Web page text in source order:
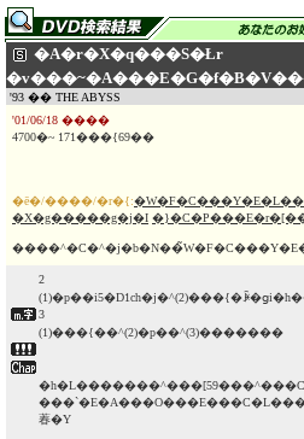
�A�r�X�q���S�Łr
'93 �� THE ABYSS
'01/06/18 ����
4700�~ 171���{69��
�ē�/����/�r�{:
�X�g�����g�j�I
2
3
(1)���{��^(2)�p��^(3)�������
萶�Y